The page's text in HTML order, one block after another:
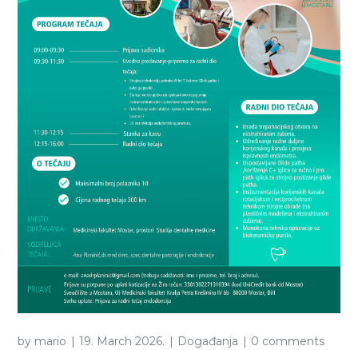
by mario 19. March 2026. Događanja 0 comments